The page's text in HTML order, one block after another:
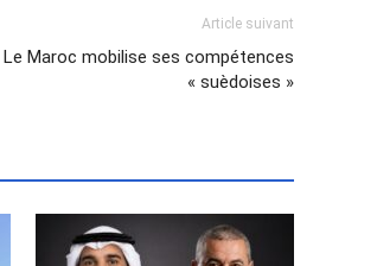
Article suivant
Le Maroc mobilise ses compétences
« suèdoises »